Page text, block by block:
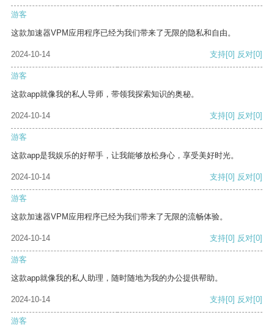
游客
这款加速器VPM应用程序已经为我们带来了无限的隐私和自由。
2024-10-14 支持[0] 反对[0]
游客
这款app就像我的私人导师，带领我探索知识的奥秘。
2024-10-14 支持[0] 反对[0]
游客
这款app是我娱乐的好帮手，让我能够放松身心，享受美好时光。
2024-10-14 支持[0] 反对[0]
游客
这款加速器VPM应用程序已经为我们带来了无限的流畅体验。
2024-10-14 支持[0] 反对[0]
游客
这款app就像我的私人助理，随时随地为我的办公提供帮助。
2024-10-14 支持[0] 反对[0]
游客